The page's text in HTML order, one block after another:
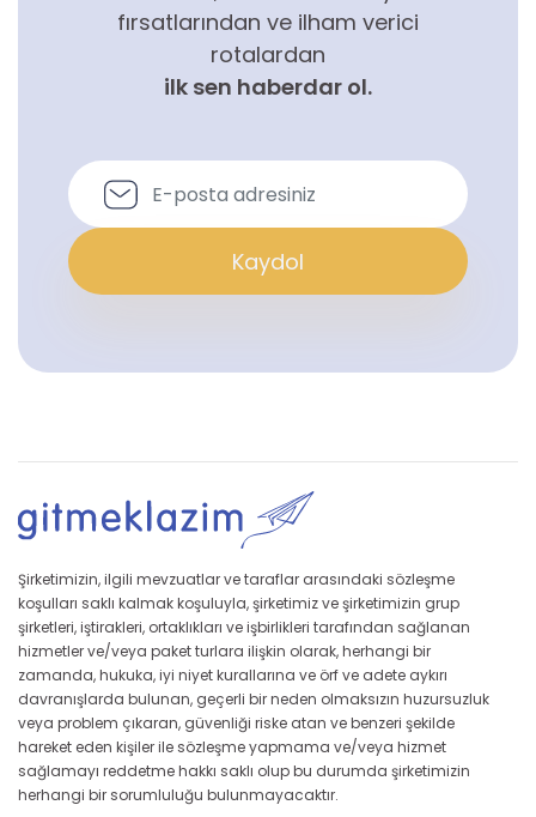
fırsatlarından ve ilham verici
rotalardan
ilk sen haberdar ol.
Kaydol
Şirketimizin, ilgili mevzuatlar ve taraflar arasındaki sözleşme
koşulları saklı kalmak koşuluyla, şirketimiz ve şirketimizin grup
şirketleri, iştirakleri, ortaklıkları ve işbirlikleri tarafından sağlanan
hizmetler ve/veya paket turlara ilişkin olarak, herhangi bir
zamanda, hukuka, iyi niyet kurallarına ve örf ve adete aykırı
davranışlarda bulunan, geçerli bir neden olmaksızın huzursuzluk
veya problem çıkaran, güvenliği riske atan ve benzeri şekilde
hareket eden kişiler ile sözleşme yapmama ve/veya hizmet
sağlamayı reddetme hakkı saklı olup bu durumda şirketimizin
herhangi bir sorumluluğu bulunmayacaktır.